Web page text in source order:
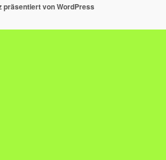
präsentiert von WordPress